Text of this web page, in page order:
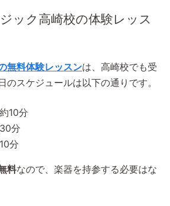
ック高崎校の体験レッス
無料体験レッスンは、高崎校でも受
のスケジュールは以下の通りです。
約10分
分
分
料なので、楽器を持参する必要はな